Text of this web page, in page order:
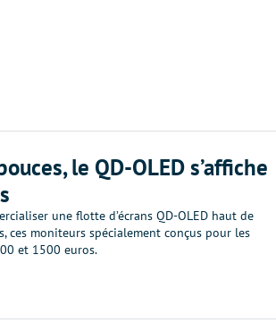
le QD-OLED s’affiche
une flotte d’écrans QD-OLED haut de
ces moniteurs spécialement conçus pour les
et 1500 euros.